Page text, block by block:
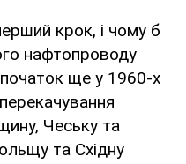
крок, і чому б
нафтопроводу
ще у 1960-х
Чеську та
та Східну